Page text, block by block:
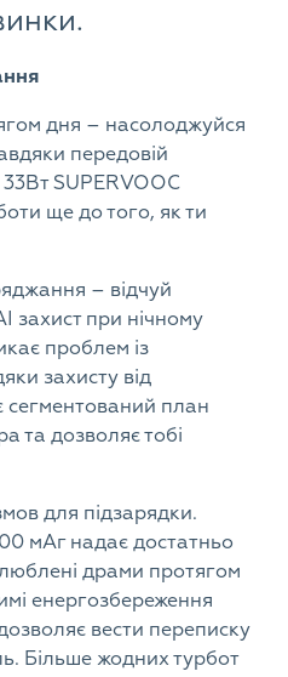
дня – насолоджуйся
передовій
SUPERVOOC
ще до того, як ти
– відчуй
захист при нічному
проблем із
захисту від
сегментований план
та дозволяє тобі
для підзарядки.
мАг надає достатньо
драми протягом
енергозбереження
вести переписку
Більше жодних турбот